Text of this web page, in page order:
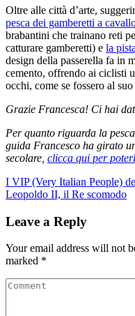
Oltre alle città d’arte,
pesca dei gamberetti a
brabantini che trainano reti
catturare gamberetti) e la
design della passerella fa in
cemento, offrendo ai ciclisti
occhi, come se fossero al
Grazie Francesca! Ci hai
Per quanto riguarda la
guida Francesco ha girato
secolare, clicca qui per
Post
navigation
I VIP (Very Italian People)
Leopoldo II, il Re scomodo
Leave a Reply
Your email address will not
marked *
Comment